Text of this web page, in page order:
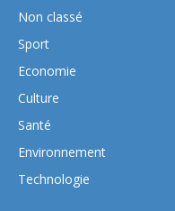
Non classé
Sport
Economie
Culture
Santé
Environnement
Technologie